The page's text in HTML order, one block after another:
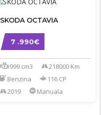
7 .990€
SKODA OCTAVIA
999 cm3
218000 Km
Benzina
116 CP
2019
Manuala